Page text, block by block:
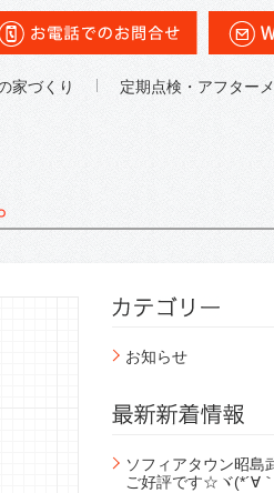
家づくり 定期点検・アフター
お知らせ
ソフィアタウン昭
ご好評です☆ヾ(*´∀